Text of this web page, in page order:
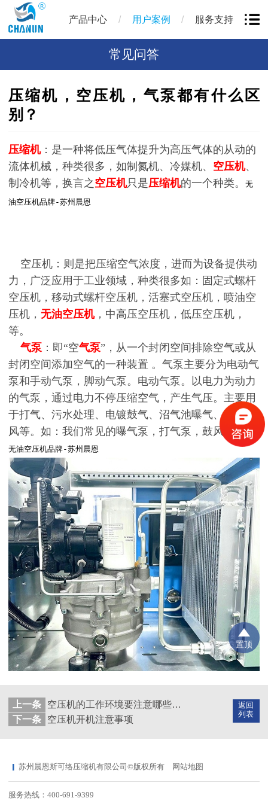
产品中心 / 用户案例 / 服务支持
常见问答
压缩机，空压机，气泵都有什么区
别？
压缩机：是一种将低压气体提升为高压气体的从动的
流体机械，种类很多，如制氮机、冷媒机、 空压机、
制冷机等，换言之 空压机只是压缩机的一个种类。
无
油空压机品牌-苏州晨恩
空压机：则是把压缩空气浓度，进而为设备提供动
力，广泛应用于工业领域，种类很多如：固定式螺杆
空压机，移动式螺杆空压机，活塞式空压机，喷油空
压机， 无油空压机，中高压空压机，低压空压机，
等。
气泵 ：即“空气泵”，从一个封闭空间排除空气或从
封闭空间添加空气的一种装置 。气泵主要分为电动气
泵和手动气泵，脚动气泵。电动气泵。以电力为动力
的气泵，通过电力不停压缩空气，产生气压。主要用
于打气、污水处理、电镀鼓气、沼气池曝气、隧道通
风等。如：我们常见的曝气泵，打气泵，鼓风机等。
无油空压机品牌-苏州晨恩
返回
列表
上一条
空压机的工作环境要注意哪些方面？
下一条
空压机开机注意事项
置顶
苏州晨恩斯可络压缩机有限公司©版权所有 网站地图
服务热线：400-691-9399